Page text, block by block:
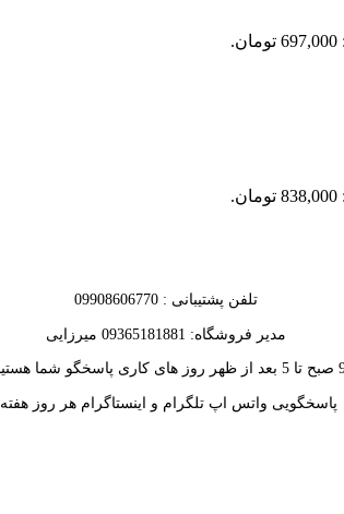
تلفن پشتیبانی : 09908606770
مدیر فروشگاه: 09365181881 میرزایی
کاری پاسخگو شما هستیم.
پاسخگویی واتس اپ تلگرام و اینستاگرام هر روز هفته